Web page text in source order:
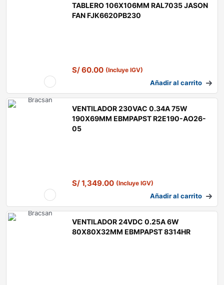
TABLERO 106X106MM RAL7035 JASON
FAN FJK6620PB230
S/60.00 (Incluye IGV)
Añadir al carrito
VENTILADOR 230VAC 0.34A 75W
190X69MM EBMPAPST R2E190-AO26-
05
S/1,349.00 (Incluye IGV)
Añadir al carrito
VENTILADOR 24VDC 0.25A 6W
80X80X32MM EBMPAPST 8314HR